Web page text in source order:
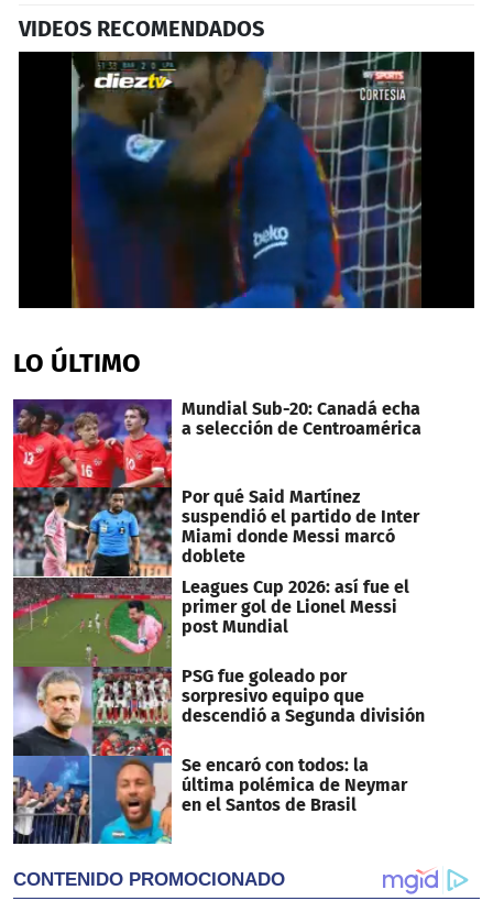
VIDEOS RECOMENDADOS
of
37
LO ÚLTIMO
Mundial Sub-20: Canadá echa
a selección de Centroamérica
Por qué Said Martínez
suspendió el partido de Inter
Miami donde Messi marcó
doblete
Leagues Cup 2026: así fue el
primer gol de Lionel Messi
post Mundial
PSG fue goleado por
sorpresivo equipo que
descendió a Segunda división
Se encaró con todos: la
última polémica de Neymar
en el Santos de Brasil